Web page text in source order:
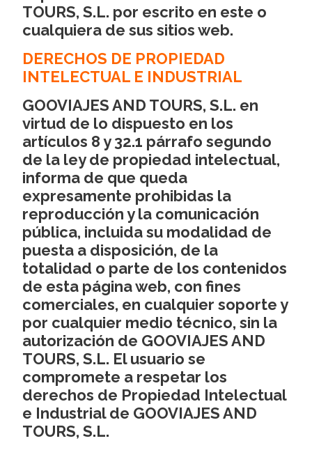
TOURS, S.L. por escrito en este o
cualquiera de sus sitios web.
DERECHOS DE PROPIEDAD
INTELECTUAL E INDUSTRIAL
GOOVIAJES AND TOURS, S.L. en
virtud de lo dispuesto en los
artículos 8 y 32.1 párrafo segundo
de la ley de propiedad intelectual,
informa de que queda
expresamente prohibidas la
reproducción y la comunicación
pública, incluida su modalidad de
puesta a disposición, de la
totalidad o parte de los contenidos
de esta página web, con fines
comerciales, en cualquier soporte y
por cualquier medio técnico, sin la
autorización de GOOVIAJES AND
TOURS, S.L. El usuario se
compromete a respetar los
derechos de Propiedad Intelectual
e Industrial de GOOVIAJES AND
TOURS, S.L.